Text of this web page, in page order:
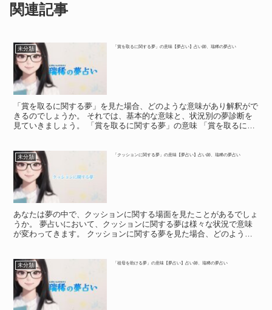
関連記事
未分類 「賞を取るに関する夢」の意味【夢占い】占い師、瑞稀の夢占い
「賞を取るに関する夢」を見た場合、どのような意味があり解釈がで
きるのでしょうか。 それでは、基本的な意味と、状況別の夢診断を
見ていきましょう。 「賞を取るに関する夢」の意味 「賞を取るに関
未分類 「クッションに関する夢」の意味【夢占い】占い師、瑞稀の夢占い
あなたは夢の中で、クッションに関する場面を見たことがあるでしょ
うか。 夢占いにおいて、クッションに関する夢は様々な状況で意味
が変わってきます。 クッションに関する夢を見た場合、どのような
未分類 「祖母を助ける夢」の意味【夢占い】占い師、瑞稀の夢占い